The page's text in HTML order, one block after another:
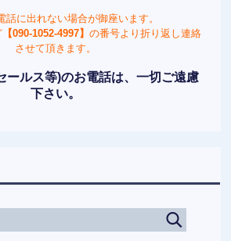
に出れない場合が御座います。
【090-1052-4997】 の番号より折り返し連絡
させて頂きます。
ールス等)のお電話は、一切ご遠慮
下さい。